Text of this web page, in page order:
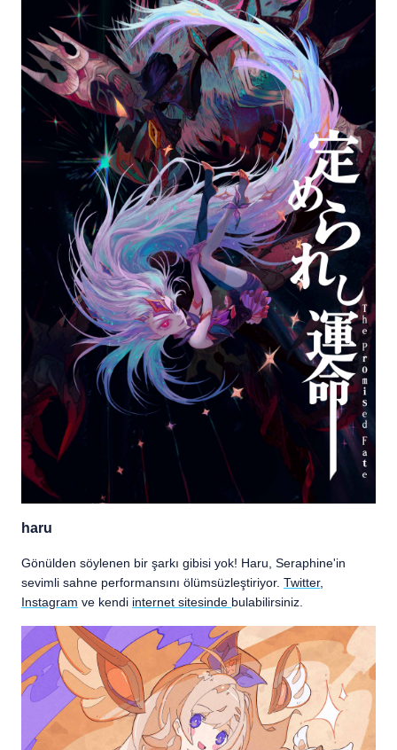
haru
Gönülden söylenen bir şarkı gibisi yok! Haru, Seraphine'in
sevimli sahne performansını ölümsüzleştiriyor. Twitter,
Instagram ve kendi internet sitesinde bulabilirsiniz.